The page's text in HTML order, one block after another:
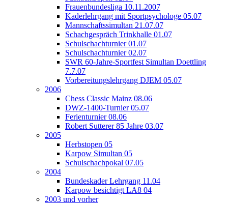
Frauenbundesliga 10.11.2007
Kaderlehrgang mit Sportpsychologe 05.07
Mannschaftssimultan 21.07.07
Schachgespräch Trinkhalle 01.07
Schulschachturnier 01.07
Schulschachturnier 02.07
SWR 60-Jahre-Sportfest Simultan Doettling
7.7.07
Vorbereitungslehrgang DJEM 05.07
2006
Chess Classic Mainz 08.06
DWZ-1400-Turnier 05.07
Ferienturnier 08.06
Robert Sutterer 85 Jahre 03.07
2005
Herbstopen 05
Karpow Simultan 05
Schulschachpokal 07.05
2004
Bundeskader Lehrgang 11.04
Karpow besichtigt LA8 04
2003 und vorher